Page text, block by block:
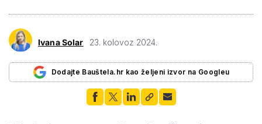
Ivana Solar 23. kolovoz 2024.
Dodajte Bauštela.hr kao željeni izvor na Googleu